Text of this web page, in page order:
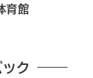
育館
ク